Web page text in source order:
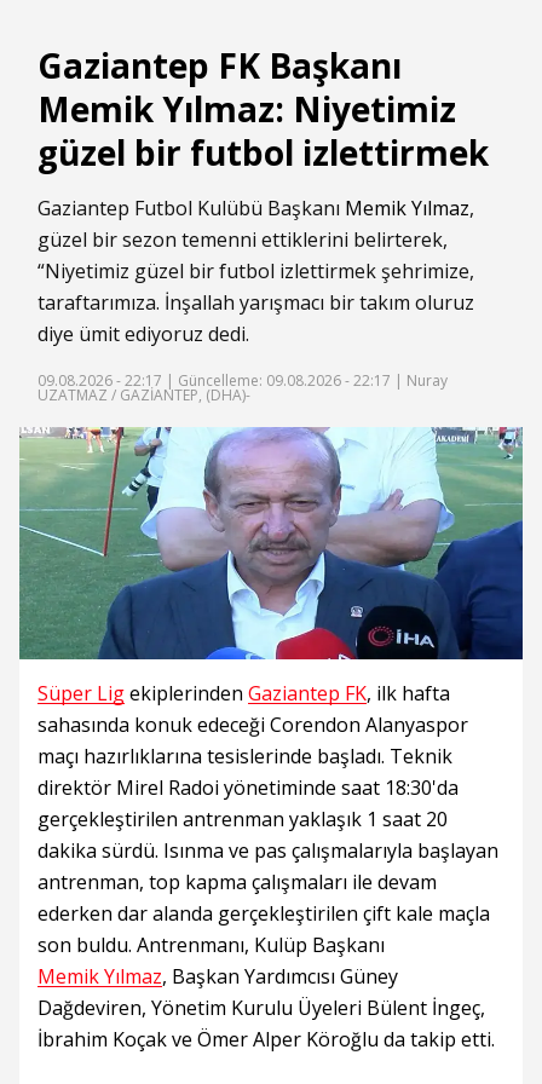
Gaziantep FK Başkanı
Memik Yılmaz: Niyetimiz
güzel bir futbol izlettirmek
Gaziantep Futbol Kulübü Başkanı Memik Yılmaz,
güzel bir sezon temenni ettiklerini belirterek,
“Niyetimiz güzel bir futbol izlettirmek şehrimize,
taraftarımıza. İnşallah yarışmacı bir takım oluruz
diye ümit ediyoruz dedi.
09.08.2026 - 22:17 | Güncelleme: 09.08.2026 - 22:17 | Nuray
UZATMAZ / GAZİANTEP, (DHA)-
Süper Ligekiplerinden Gaziantep FK, ilk hafta
sahasında konuk edeceği Corendon Alanyaspor
maçı hazırlıklarına tesislerinde başladı. Teknik
direktör Mirel Radoi yönetiminde saat 18:30'da
gerçekleştirilen antrenman yaklaşık 1 saat 20
dakika sürdü. Isınma ve pas çalışmalarıyla başlayan
antrenman, top kapma çalışmaları ile devam
ederken dar alanda gerçekleştirilen çift kale maçla
son buldu. Antrenmanı, Kulüp Başkanı
Memik Yılmaz, Başkan Yardımcısı Güney
Dağdeviren, Yönetim Kurulu Üyeleri Bülent İngeç,
İbrahim Koçak ve Ömer Alper Köroğlu da takip etti.